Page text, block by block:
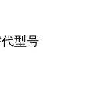
代型号